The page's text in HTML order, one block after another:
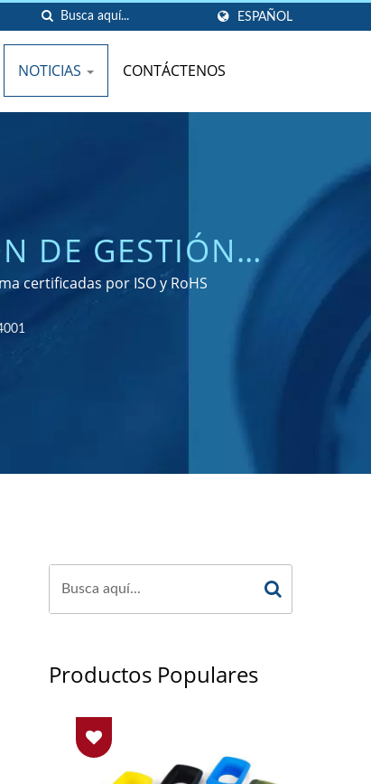
ESPAÑOL
NOTICIAS CONTÁCTENOS
DE GESTIÓN
A MEDIDA
certificadas por ISO y RoHS
Productos Populares